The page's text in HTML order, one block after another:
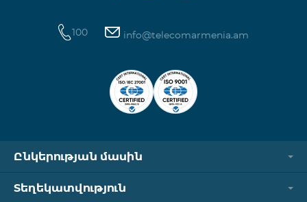
100 info@telecomarmenia.am
Ընկերության մասին
Տեղեկատվություն